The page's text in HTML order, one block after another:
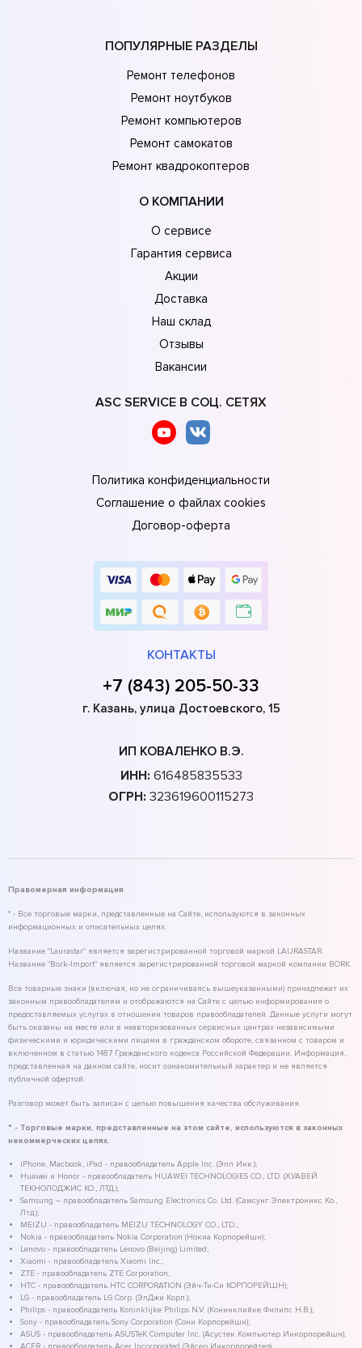
ПОПУЛЯРНЫЕ РАЗДЕЛЫ
Ремонт телефонов
Ремонт ноутбуков
Ремонт компьютеров
Ремонт самокатов
Ремонт квадрокоптеров
О КОМПАНИИ
О сервисе
Гарантия сервиса
Акции
Доставка
Наш склад
Отзывы
Вакансии
ASC SERVICE В СОЦ. СЕТЯХ
Политика конфиденциальности
Соглашение о файлах cookies
Договор-оферта
КОНТАКТЫ
+7 (843) 205-50-33
г. Казань, улица Достоевского, 15
ИП КОВАЛЕНКО В.Э.
ИНН: 616485835533
ОГРН: 323619600115273
Правомерная информация
* - Все торговые марки, представленные на Сайте, используются в законных
информационных и описательных целях.
Название "Laurastar" является зарегистрированной торговой маркой LAURASTAR.
Название "Bork-Import" является зарегистрированной торговой маркой компании BORK.
Все товарные знаки (включая, но не ограничиваясь вышеуказанными) принадлежат их
законным правообладателям и отображаются на Сайте с целью информирования о
предоставляемых услугах в отношении товаров правообладателей. Данные услуги могут
быть оказаны на месте или в неавторизованных сервисных центрах независимыми
физическими и юридическими лицами в гражданском обороте, связанном с товаром и
включенном в статью 1487 Гражданского кодекса Российской Федерации. Информация,
представленная на данном сайте, носит ознакомительный характер и не является
публичной офертой.
Разговор может быть записан с целью повышения качества обслуживания.
* - Торговые марки, представленные на этом сайте, используются в законных
некоммерческих целях.
iPhone, Macbook, iPad - правообладатель Apple Inc. (Эпл Инк.);
Huawei и Honor - правообладатель HUAWEI TECHNOLOGIES CO., LTD. (ХУАВЕЙ
ТЕКНОЛОДЖИС КО., ЛТД.);
Samsung – правообладатель Samsung Electronics Co. Ltd. (Самсунг Электроникс Ко.,
Лтд.);
MEIZU - правообладатель MEIZU TECHNOLOGY CO., LTD.;
Nokia - правообладатель Nokia Corporation (Нокиа Корпорейшн);
Lenovo - правообладатель Lenovo (Beijing) Limited;
Xiaomi - правообладатель Xiaomi Inc.;
ZTE - правообладатель ZTE Corporation;
HTC - правообладатель HTC CORPORATION (Эйч-Ти-Си КОРПОРЕЙШН);
LG - правообладатель LG Corp. (ЭлДжи Корп.);
Philips - правообладатель Koninklijke Philips N.V. (Конинклийке Филипс Н.В.);
Sony - правообладатель Sony Corporation (Сони Корпорейшн);
ASUS - правообладатель ASUSTeK Computer Inc. (Асустек Компьютер Инкорпорейшн);